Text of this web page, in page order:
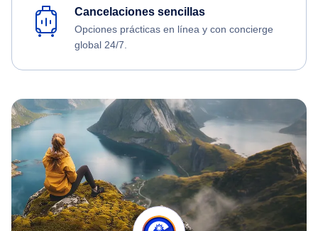
Cancelaciones sencillas
Opciones prácticas en línea y con concierge
global 24/7.